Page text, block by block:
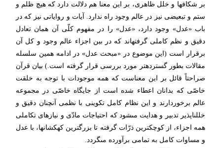
بر شكافها و خلل ظاهرى، بر این معنا هم دلالت دارد كه هیچ ظلم و
ستم و تبعیضى نیز در عالم وجود راه ندارد. آیات و روایاتى نیز كه در
باب «عدل» وجود دارد، «عدل» را در مفهوم كلّى آن همان تعادل
دقیق و نظم كاملى گرفته‏اند كه در بین اجزاء عالم وجود و كل آن
برقرار است (این موضوع در «مبحث عدل» در ادامه همین سلسله
مقالات بطور گسترده‏تر مورد بررسى قرار گرفته است.) بیان قرآن
صراحتاً قائل بر این معناست كه همه موجودات با توجه به خلقت
خاصّى كه بدانان اعطاء شده است از جایگاه خاصّى در مجموعه
عالم برخوردارند و این نظام كامل تكوینى با نظمى آنچنان دقیق و
خلل‏ناپذیر تدبیر و هدایت مى‏شود كه احتیاجات مادّى و نیازهاى تكاملى
همه اجزاء، از كوچكترین ذرّات گرفته تا بزرگترین كهكشانها، با عدل
و مساوات كامل به تمامى برآورده مى‏گردد.